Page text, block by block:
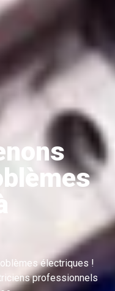
électriques !
professionnels